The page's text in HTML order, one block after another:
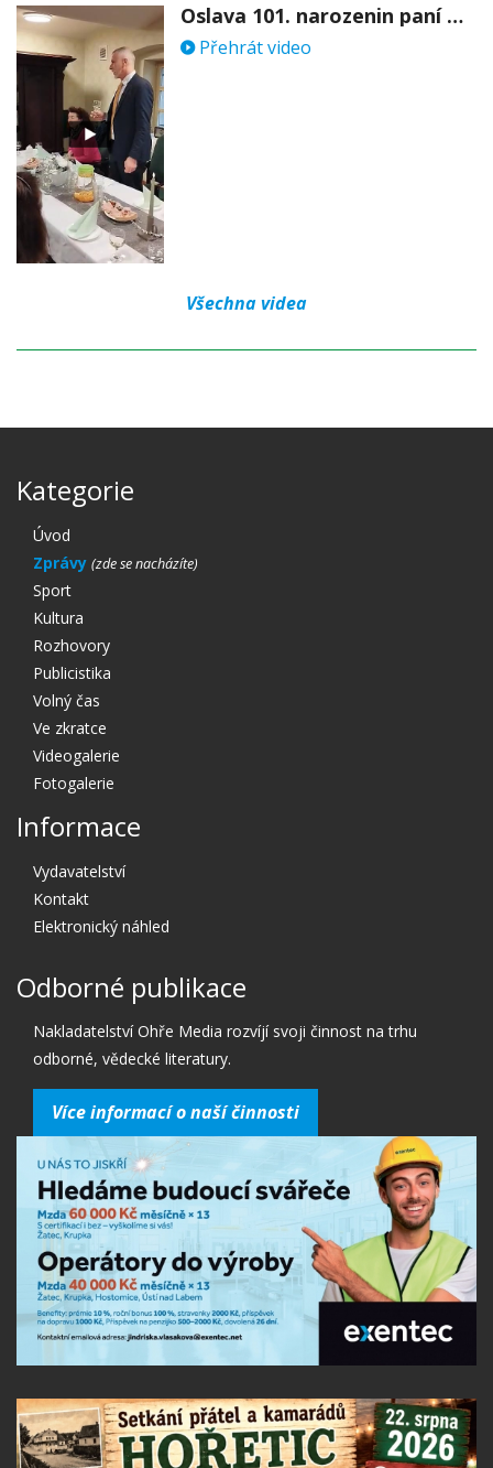
Oslava 101. narozenin paní Věry Skořepové
Přehrát video
Všechna videa
Kategorie
Úvod
Zprávy
Sport
Kultura
Rozhovory
Publicistika
Volný čas
Ve zkratce
Videogalerie
Fotogalerie
Informace
Vydavatelství
Kontakt
Elektronický náhled
Odborné publikace
Nakladatelství Ohře Media rozvíjí svoji činnost na trhu
odborné, vědecké literatury.
Více informací o naší činnosti